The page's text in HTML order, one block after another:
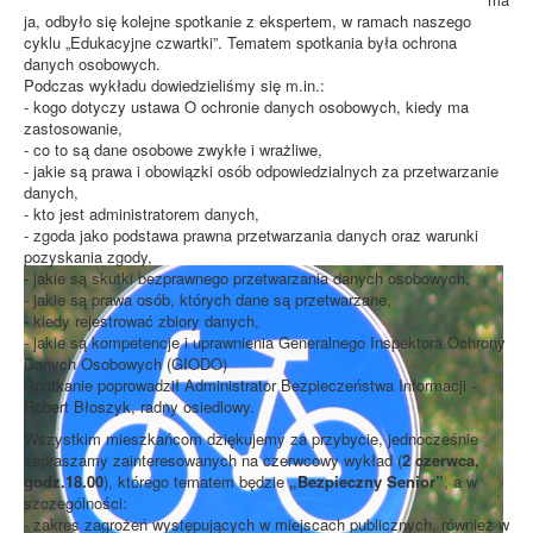
ja, odbyło się kolejne spotkanie z ekspertem, w ramach naszego
cyklu „Edukacyjne czwartki”. Tematem spotkania była ochrona
danych osobowych.
Podczas wykładu dowiedzieliśmy się m.in.:
- kogo dotyczy ustawa O ochronie danych osobowych, kiedy ma
zastosowanie,
- co to są dane osobowe zwykłe i wrażliwe,
- jakie są prawa i obowiązki osób odpowiedzialnych za przetwarzanie
danych,
- kto jest administratorem danych,
- zgoda jako podstawa prawna przetwarzania danych oraz warunki
pozyskania zgody,
- jakie są skutki bezprawnego przetwarzania danych osobowych,
- jakie są prawa osób, których dane są przetwarzane,
- kiedy rejestrować zbiory danych,
- jakie są kompetencje i uprawnienia Generalnego Inspektora Ochrony
Danych Osobowych (GIODO)
Spotkanie poprowadził Administrator Bezpieczeństwa Informacji -
Robert Błoszyk, radny osiedlowy.
Wszystkim mieszkańcom dziękujemy za przybycie, jednocześnie
zapraszamy zainteresowanych na czerwcowy wykład (2 czerwca,
godz.18.00), którego tematem będzie„Bezpieczny Senior”, a w
szczególności:
- zakres zagrożeń występujących w miejscach publicznych, również w